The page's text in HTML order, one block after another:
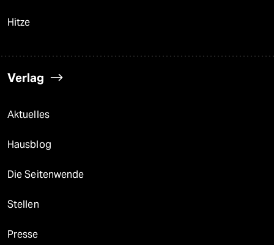
Hitze
Verlag
Aktuelles
Hausblog
Die Seitenwende
Stellen
Presse